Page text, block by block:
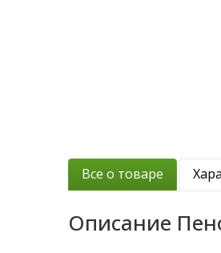
Все о товаре
Описание